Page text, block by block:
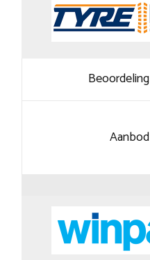
Beoordeling
Aanbod